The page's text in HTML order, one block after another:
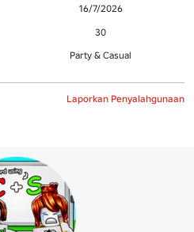
16/7/2026
30
Party & Casual
Laporkan Penyalahgunaan